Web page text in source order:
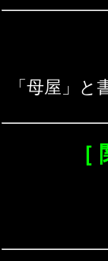
「母屋」と
［